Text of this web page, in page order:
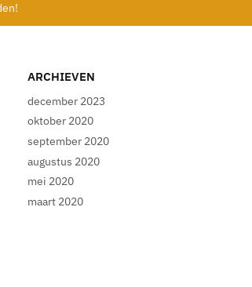
ARCHIEVEN
december 2023
oktober 2020
september 2020
augustus 2020
mei 2020
maart 2020